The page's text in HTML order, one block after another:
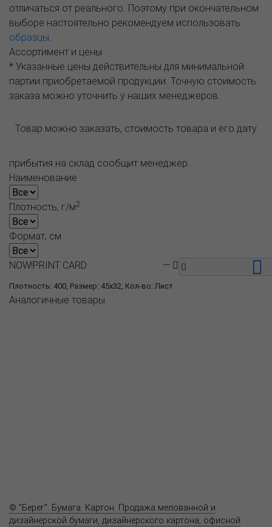
отличаться от реального. Поэтому при окончательном
выборе настоятельно рекомендуем использовать
образцы.
Ассортимент и цены
* Указанные цены действительны для минимальной
партии приобретаемой продукции. Точную стоимость
заказа можно уточнить у наших менеджеров.
Товар можно заказать, стоимость товара и его дату
прибытия на склад сообщит менеджер.
Наименование
Плотность, г/м2
Формат, см
Плотность: 400, Размер: 45x32, Кол-во: Лист
NOW!PRINT CARD —
Аналогичные товары
© "Берег". Бумага. Картон. Продажа мелованной и
дизайнерской бумаги, дизайнерского картона, офисной